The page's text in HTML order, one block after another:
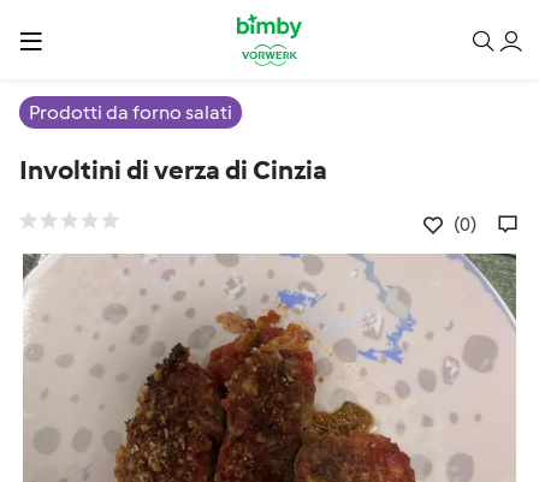
Prodotti da forno salati
Involtini di verza di Cinzia
(0)